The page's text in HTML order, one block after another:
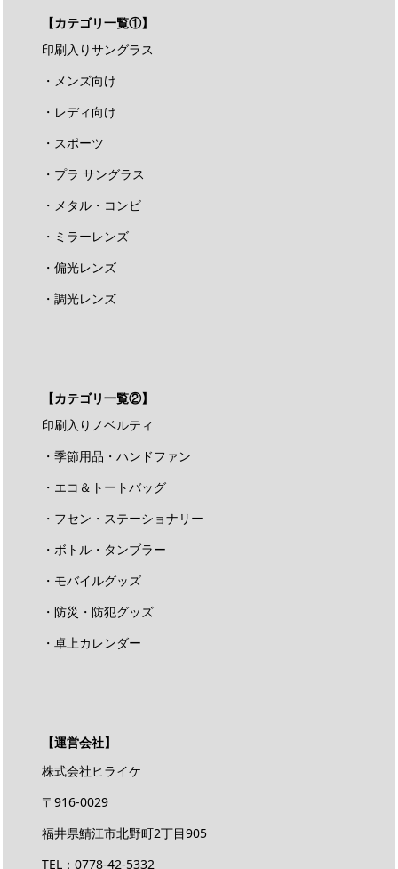
【カテゴリ一覧①】
印刷入りサングラス
・メンズ向け
・レディ向け
・スポーツ
・プラ サングラス
・メタル・コンビ
・ミラーレンズ
・偏光レンズ
・調光レンズ
【カテゴリ一覧②】
印刷入りノベルティ
・季節用品・ハンドファン
・エコ＆トートバッグ
・フセン・ステーショナリー
・ボトル・タンブラー
・モバイルグッズ
・防災・防犯グッズ
・卓上カレンダー
【運営会社】
株式会社ヒライケ
〒916-0029
福井県鯖江市北野町2丁目905
TEL：0778-42-5332